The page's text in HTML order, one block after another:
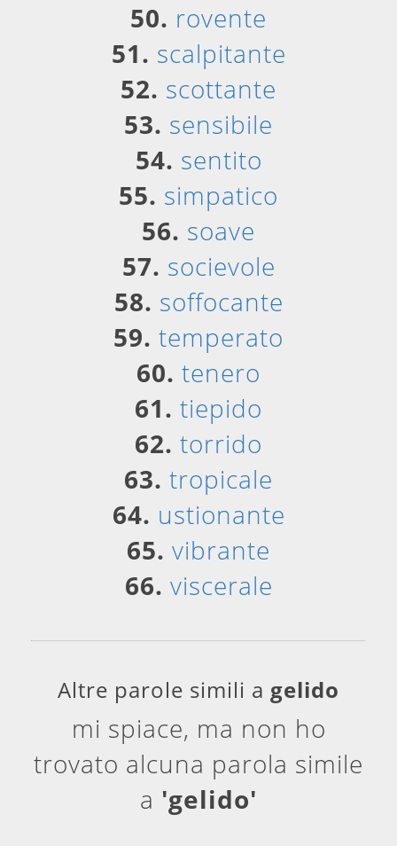
50. rovente
51. scalpitante
52. scottante
53. sensibile
54. sentito
55. simpatico
56. soave
57. socievole
58. soffocante
59. temperato
60. tenero
61. tiepido
62. torrido
63. tropicale
64. ustionante
65. vibrante
66. viscerale
Altre parole simili a gelido
mi spiace, ma non ho
trovato alcuna parola simile
a 'gelido'